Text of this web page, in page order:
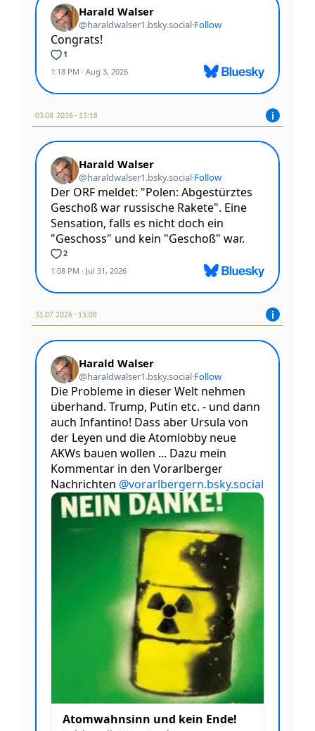
03.08 2026 - 13:18
31.07 2026 - 13:08